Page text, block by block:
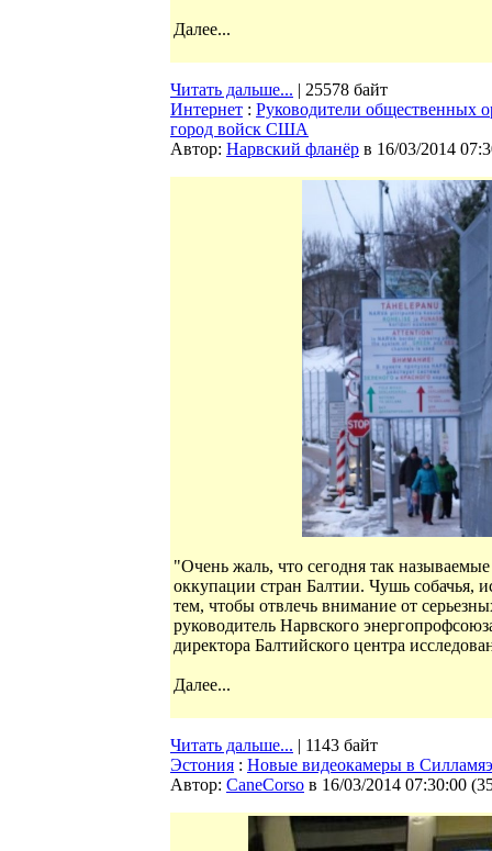
Далее...
Читать дальше... | 25578 байт
Интернет : Руководители общественных
город войск США
Автор: Нарвский фланёр в 16/03/2014
"Очень жаль, что сегодня так
оккупации стран Балтии. Чушь собачья,
тем, чтобы отвлечь внимание от
руководитель Нарвского
директора Балтийского центра
Далее...
Читать дальше... | 1143 байт
Эстония : Новые видеокамеры в
Автор: CaneCorso в 16/03/2014 07:30:00 (